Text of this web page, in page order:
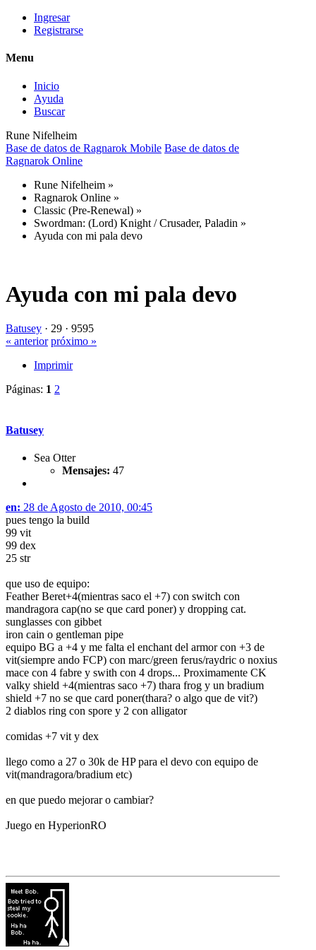
Ingresar
Registrarse
Menu
Inicio
Ayuda
Buscar
Rune Nifelheim
Base de datos de Ragnarok Mobile Base de datos de
Ragnarok Online
Rune Nifelheim »
Ragnarok Online »
Classic (Pre-Renewal) »
Swordman: (Lord) Knight / Crusader, Paladin »
Ayuda con mi pala devo
Ayuda con mi pala devo
Batusey · 29 · 9595
« anterior próximo »
Imprimir
Páginas: 1 2
Batusey
Sea Otter
Mensajes: 47
en: 28 de Agosto de 2010, 00:45
pues tengo la build
99 vit
99 dex
25 str
que uso de equipo:
Feather Beret+4(mientras saco el +7) con switch con
mandragora cap(no se que card poner) y dropping cat.
sunglasses con gibbet
iron cain o gentleman pipe
equipo BG a +4 y me falta el enchant del armor con +3 de
vit(siempre ando FCP) con marc/green ferus/raydric o noxius
mace con 4 fabre y swith con 4 drops... Proximamente CK
valky shield +4(mientras saco +7) thara frog y un bradium
shield +7 no se que card poner(thara? o algo que de vit?)
2 diablos ring con spore y 2 con alligator
comidas +7 vit y dex
llego como a 27 o 30k de HP para el devo con equipo de
vit(mandragora/bradium etc)
en que puedo mejorar o cambiar?
Juego en HyperionRO